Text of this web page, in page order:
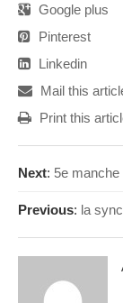
Google plus
Pinterest
Linkedin
Mail this
Print this
Next: 5e manche
Previous: la